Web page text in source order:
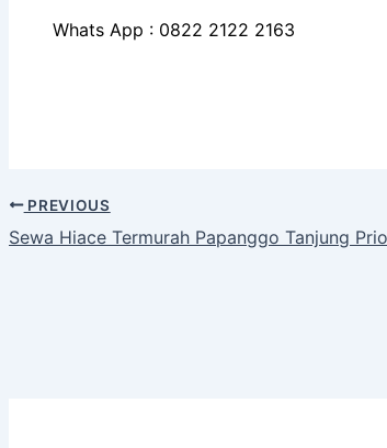
Whats App : 0822 2122 2163
PREVIOUS
Sewa Hiace Termurah Papanggo Tanjung